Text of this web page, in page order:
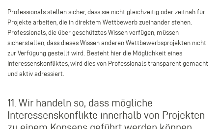
Professionals stellen sicher, dass sie nicht gleichzeitig oder zeitnah für
Projekte arbeiten, die in direktem Wettbewerb zueinander stehen.
Professionals, die über geschütztes Wissen verfügen, müssen
sicherstellen, dass dieses Wissen anderen Wettbewerbsprojekten nicht
zur Verfügung gestellt wird. Besteht hier die Möglichkeit eines
Interessenskonfliktes, wird dies von Professionals transparent gemacht
und aktiv adressiert.
11. Wir handeln so, dass mögliche
Interessenskonflikte innerhalb von Projekten